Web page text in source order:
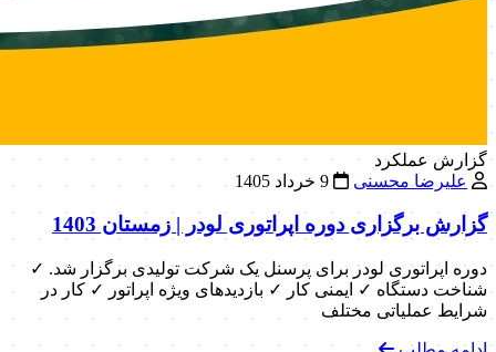
گزارش عملکرد
علیرضا محسنی
9 خرداد 1405
گزارش برگزاری دوره اپراتوری لودر | زمستان 1403
دوره اپراتوری لودر برای پرسنل یک شرکت تولیدی برگزار شد. ✓
شناخت دستگاه ✓ ایمنی کار ✓ بازدیدهای ویژه اپراتور ✓ کار در
شرایط عملیاتی مختلف